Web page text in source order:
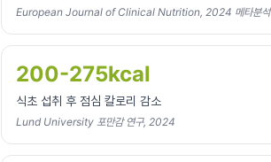
European Journal of Clinical Nutrition, 2024 메타분석
200-275kcal
식초 섭취 후 점심 칼로리 감소
Lund University 포만감 연구, 2024